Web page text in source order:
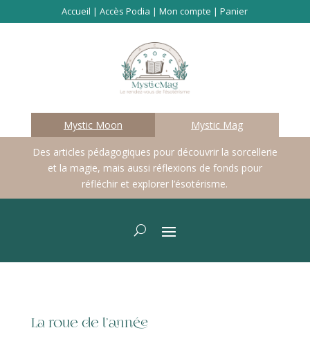
Accueil |Accès Podia |Mon compte |Panier
Mystic Moon Mystic Mag
Des articles pédagogiques pour découvrir la sorcellerie
et la magie, mais aussi réflexions de fonds pour
réfléchir et explorer l’ésotérisme.
La roue de l’année